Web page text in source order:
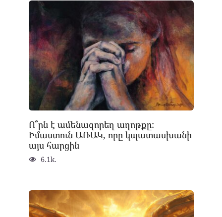
Ո՞րն է ամենազորեղ աղոթքը:
Իմաստուն ԱՌԱԿ, որը կպատասխանի
այս հարցին
6.1k.